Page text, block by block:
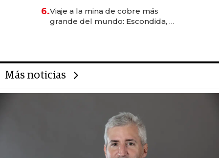
6.Viaje a la mina de cobre más
grande del mundo: Escondida, el
Más noticias